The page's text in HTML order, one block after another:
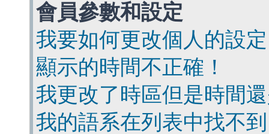
會員參數和設定
我要如何更改個人的設
顯示的時間不正確！
我更改了時區但是時間
我的語系在列表中找不